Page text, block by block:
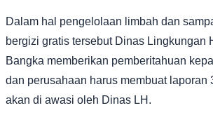
Dalam hal pengelolaan limbah dan
bergizi gratis tersebut Dinas Lingkungan
Bangka memberikan pemberitahuan
dan perusahaan harus membuat laporan
akan di awasi oleh Dinas LH.